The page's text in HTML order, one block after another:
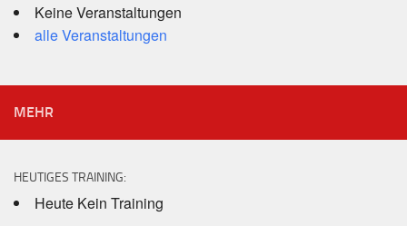
Keine Veranstaltungen
alle Veranstaltungen
MEHR
HEUTIGES TRAINING:
Heute Kein Training